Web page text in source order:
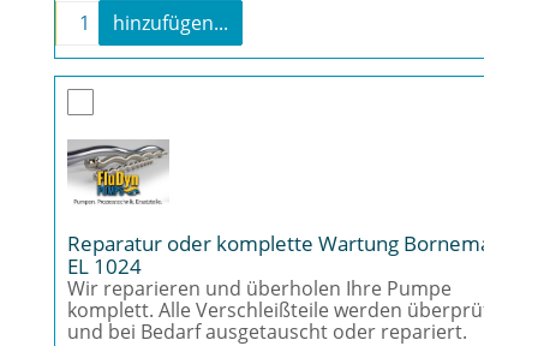
Reparatur oder komplette Wartung
+
hinzufügen...
Reparatur oder komplette Wartung Bornemann
EL 1024
Wir reparieren und überholen Ihre Pumpe
komplett. Alle Verschleißteile werden überprüft
und bei Bedarf ausgetauscht oder repariert.